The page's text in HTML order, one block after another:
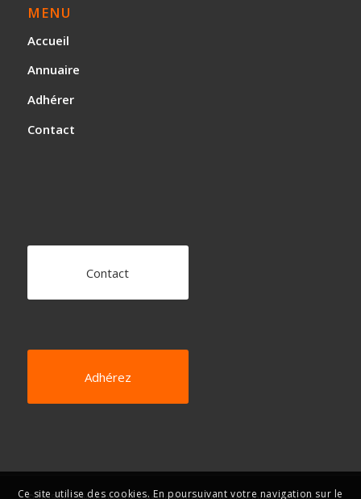
MENU
Accueil
Annuaire
Adhérer
Contact
Contact
Adhérez
Ce site utilise des cookies. En poursuivant votre navigation sur le